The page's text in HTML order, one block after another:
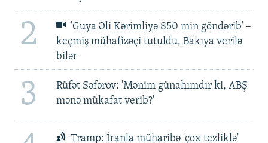
2
'Guya Əli Kərimliyə 850 min göndərib' –
keçmiş mühafizəçi tutuldu, Bakıya verilə
bilər
3
Rüfət Səfərov: 'Mənim günahımdır ki, ABŞ
mənə mükafat verib?'
Tramp: İranla müharibə 'çox tezliklə'